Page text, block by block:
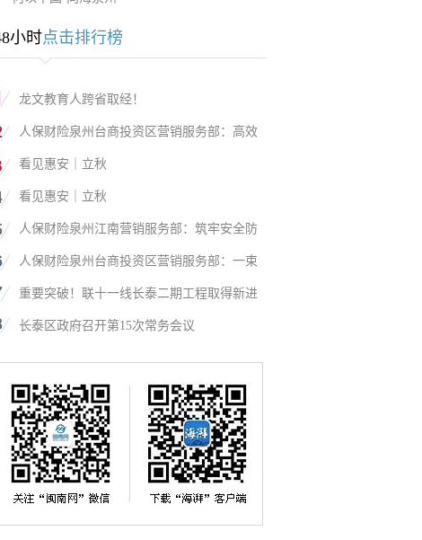
小时点击排行榜
龙文教育人跨省取经！
人保财险泉州台商投资区营销服务部：高效
看见惠安｜立秋
看见惠安｜立秋
人保财险泉州江南营销服务部：筑牢安全防
人保财险泉州台商投资区营销服务部：一束
重要突破！联十一线长泰二期工程取得新进
长泰区政府召开第15次常务会议